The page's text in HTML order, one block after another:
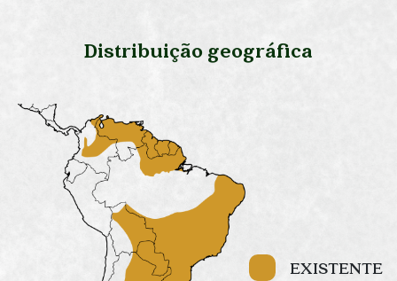
Distribuição geográfica
EXISTENTE